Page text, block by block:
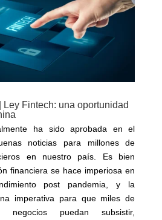
Fintech: una oportunidad
ha sido aprobada en el
noticias para millones de
en nuestro país. Es bien
financiera se hace imperiosa en
post pandemia, y la
imperativa para que miles de
puedan subsistir,